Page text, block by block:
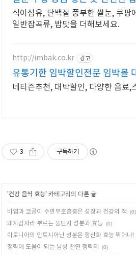
식이섬유, 단백질 풍부한 쌀눈, 쿠
일반잡곡류, 밥맛을 더해보세요.
http://imbak.co.kr 광고
유통기한 임박할인전문 임박몰
네티즌추천, 대박할인, 다양한 음료,
3 구독하기
'건강 음식 효능' 카테고리의 다른 글
비염과 코골이 수면무호흡증은 성장과 건강의 적 (0)
돼지감자라 부르는 뚱딴지 성분과 효능 (0)
아로니아의 안토시아닌 성분은 항산화 효능 뛰어나!
정력에 도움이 되는 남성 천연 정력제
(0)